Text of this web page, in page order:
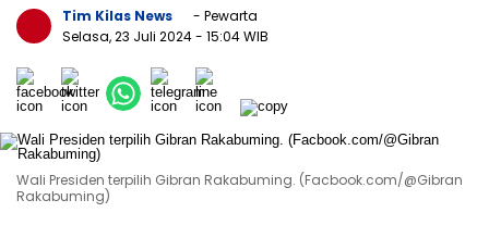
Tim Kilas News
- Pewarta
Selasa, 23 Juli 2024- 15:04 WIB
Wali Presiden terpilih Gibran Rakabuming. (Facbook.com/@Gibran
Rakabuming)